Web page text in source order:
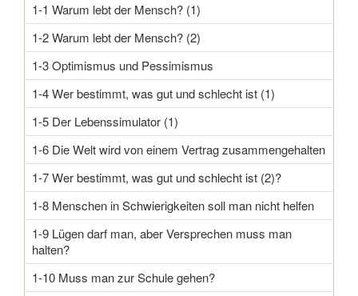
1-1 Warum lebt der Mensch? (1)
1-2 Warum lebt der Mensch? (2)
1-3 Optimismus und Pessimismus
1-4 Wer bestimmt, was gut und schlecht ist (1)
1-5 Der Lebenssimulator (1)
1-6 Die Welt wird von einem Vertrag zusammengehalten
1-7 Wer bestimmt, was gut und schlecht ist (2)?
1-8 Menschen in Schwierigkeiten soll man nicht helfen
1-9 Lügen darf man, aber Versprechen muss man
halten?
1-10 Muss man zur Schule gehen?